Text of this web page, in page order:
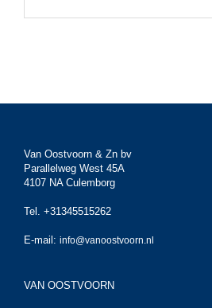
Van Oostvoorn & Zn bv
Parallelweg West 45A
4107 NA Culemborg
Tel. +31345515262
E-mail: info@vanoostvoorn.nl
VAN OOSTVOORN